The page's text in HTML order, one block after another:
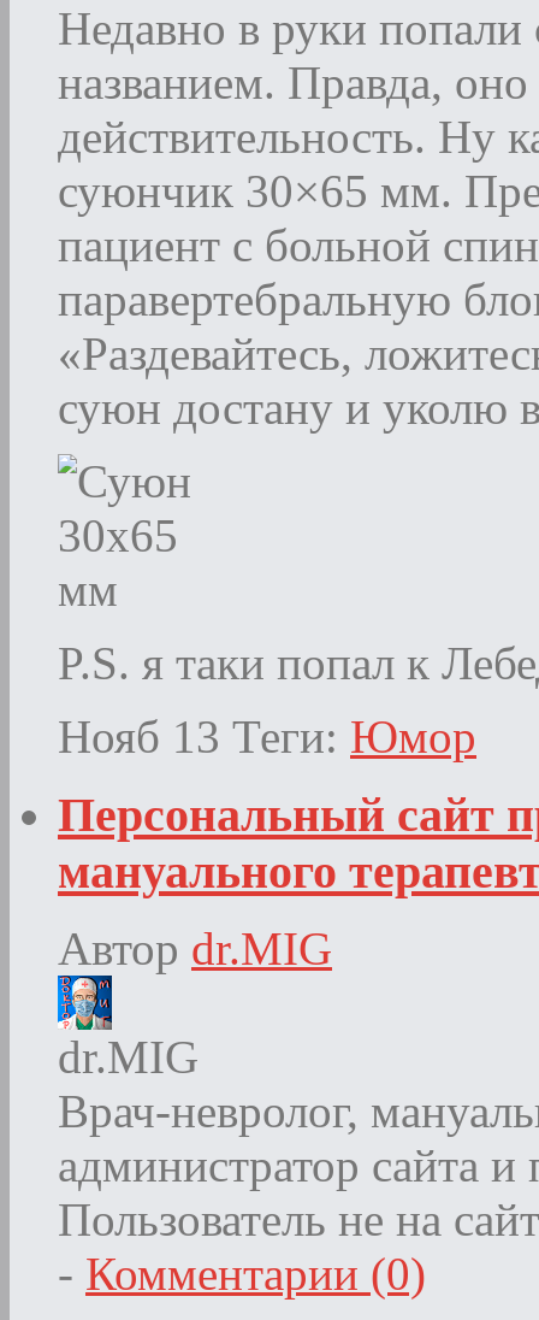
Недавно в руки
названием. Правда,
действительность. Ну
суюнчик 30×65 мм.
пациент с больной
паравертебральную
«Раздевайтесь,
суюн достану и уколю
P.S. я таки попал к
Нояб 13 Теги: Юмор
Персональный сайт
мануального
Автор dr.MIG
dr.MIG
Врач-невролог,
администратор сайта
Пользователь не на
- Комментарии (0)